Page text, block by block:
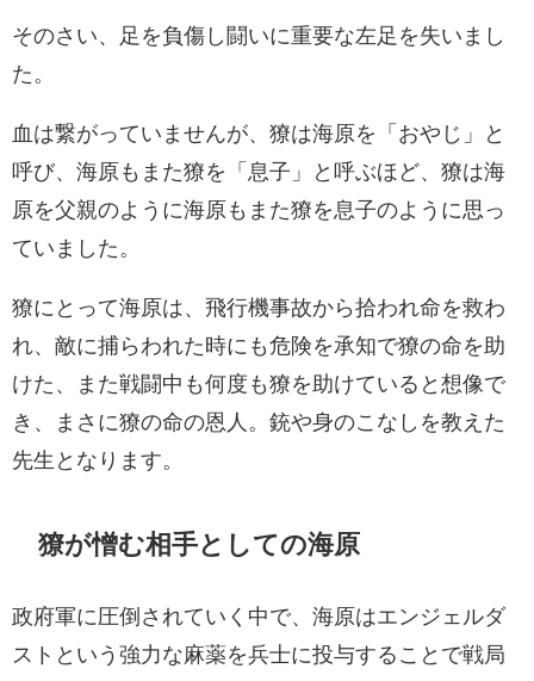
そのさい、足を負傷し闘いに重要な左足を失いまし
た。
血は繋がっていませんが、獠は海原を「おやじ」と
呼び、海原もまた獠を「息子」と呼ぶほど、獠は海
原を父親のように海原もまた獠を息子のように思っ
ていました。
獠にとって海原は、飛行機事故から拾われ命を救わ
れ、敵に捕らわれた時にも危険を承知で獠の命を助
けた、また戦闘中も何度も獠を助けていると想像で
き、まさに獠の命の恩人。銃や身のこなしを教えた
先生となります。
獠が憎む相手としての海原
政府軍に圧倒されていく中で、海原はエンジェルダ
ストという強力な麻薬を兵士に投与することで戦局